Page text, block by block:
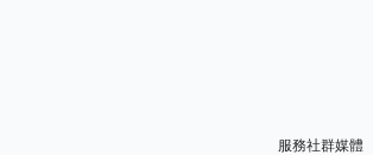
服務社群媒體